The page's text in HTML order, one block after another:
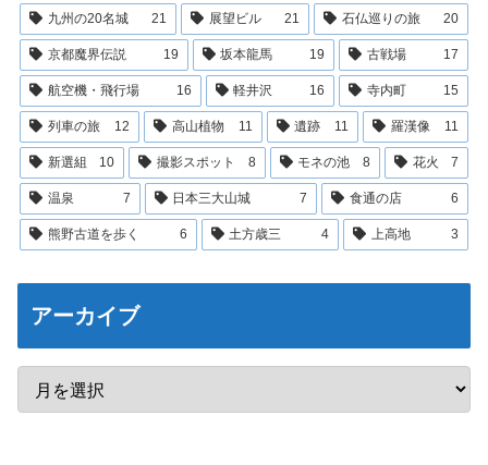
九州の20名城 21 展望ビル 21 石仏巡りの旅 20
京都魔界伝説 19 坂本龍馬 19 古戦場 17
航空機・飛行場 16 軽井沢 16 寺内町 15
列車の旅 12 高山植物 11 遺跡 11 羅漢像 11
新選組 10 撮影スポット 8 モネの池 8 花火 7
温泉 7 日本三大山城 7 食通の店 6
熊野古道を歩く 6 土方歳三 4 上高地 3
アーカイブ